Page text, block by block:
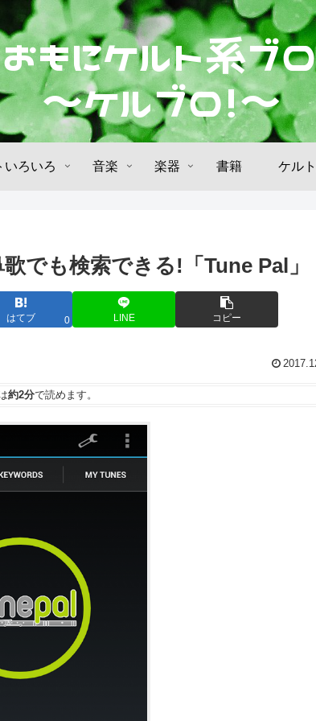
いろいろ 音楽 楽器 書籍 ケル
でも検索できる!「Tune Pal」
はてブ 0 LINE コピー
約2分で読めます。